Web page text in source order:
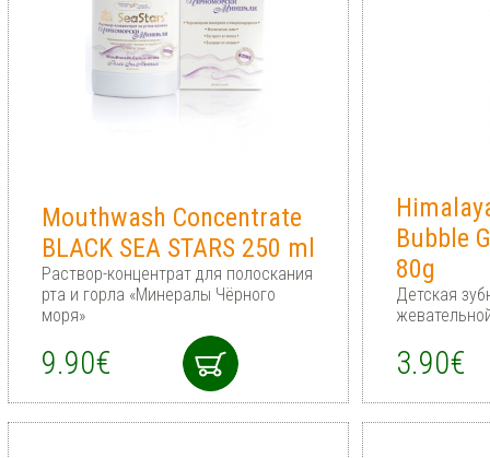
Mouthwash Concentrate
BLACK SEA STARS 250 ml
Раствор-концентрат для полоскания
рта и горла «Минералы Чёрного
моря»
9.90€
Bubble
80g
Детская
3.90€